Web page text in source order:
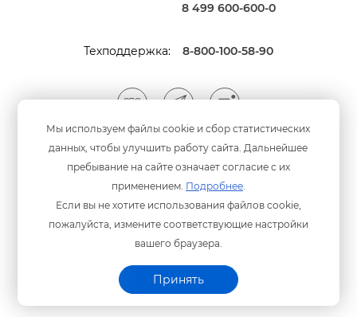
Мы используем файлы cookie и сбор статистических
данных, чтобы улучшить работу сайта. Дальнейшее
пребывание на сайте означает согласие с их
применением. Подробнее.
Если вы не хотите использования файлов cookie,
пожалуйста, измените соответствующие настройки
ашего браузера.
Принять
© ООО «Программный центр» 2003-2026 гг.
8 499 600-600-0
Техподдержка: 8-800-100-58-90
Мы принимаем оплату
анковскими картами